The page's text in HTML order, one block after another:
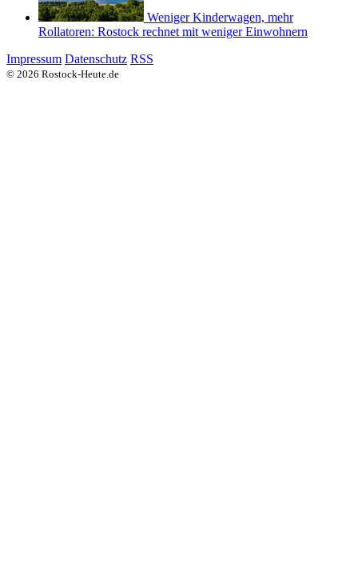
Weniger Kinderwagen, mehr
Rollatoren: Rostock rechnet mit weniger Einwohnern
Impressum Datenschutz RSS
© 2026 Rostock-Heute.de